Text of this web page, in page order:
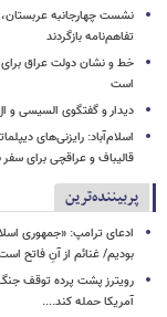
نشست چهارجانبه عربستان،
تفاهم‌نامه بازگردند
خط و نشان دولت عراق
است
دیدار و گفتگوی السیسی و
اسلام‌آباد: رایزنی‌های
قالیباف و عراقچی برای سفر
پربیننده‌ترین
ادعای ترامپ: «جمهوری
بودیم/ غنائم از آنِ فاتح
رویترز پشت پرده توقف
آمریکا حمله کند....